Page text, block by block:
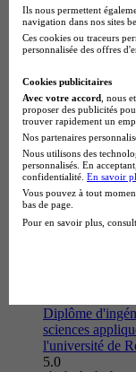
Pontivy
Le Bac Techno
et du
Énergie et
Saint-Ivy…
Diplôme
sciences
l'université de
5.0
Ils nous permettent
navigation dans nos sites
Ces cookies ou traceurs
personnalisée des offres
Cookies publicitaires
Avec votre accord , nous
proposer des publicités
trouver rapidement un
Nos partenaires
Nous utilisons des
personnalisés. En
confidentialité. En savoir
Vous pouvez à tout
bas de page.
Pour en savoir plus,